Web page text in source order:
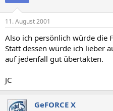
11. August 2001
Also ich persönlich würde die
Statt dessen würde ich lieber
auf jedenfall gut übertakten.
JC
GeFORCE X